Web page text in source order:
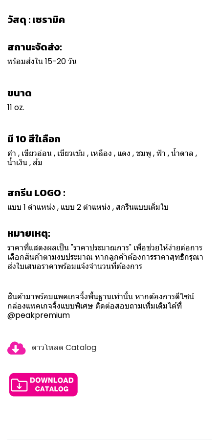
วัสดุ : เซรามิค
สถานะจัดส่ง:
พร้อมส่งใน 15-20 วัน
ขนาด
11 oz.
มี 10 สีใเลือก
ดำ , เขียวอ่อน , เขียวเข้ม , เหลือง , แดง , ชมพู , ฟ้า , น้ำตาล ,
น้ำเงิน , ส้ม
สกรีน LOGO :
แบบ 1 ตำแหน่ง , แบบ 2 ตำแหน่ง , สกรีนแบบเต็มใบ
หมายเหตุ:
ราคาที่แสดงผลเป็น "ราคาประมาณการ" เพื่อช่วยให้ง่ายต่อการ
เลือกสินค้าตามงบประมาณ หากลูกค้าต้องการราคาสุทธิกรุณา
ส่งใบเสนอราคาพร้อมแจ้งจำนวนที่ต้องการ
สินค้ามาพร้อมแพคเกจจิ้งพื้นฐานเท่านั้น หากต้องการดีไซน์
กล่องแพคเกจจิ้งแบบพิเศษ ติดต่อสอบถามเพิ่มเติมได้ที่
@peakpremium
ดาวโหลด Catalog